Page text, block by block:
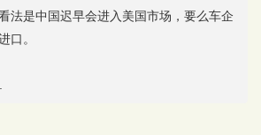
法是中国迟早会进入美国市场，要么车企
口。